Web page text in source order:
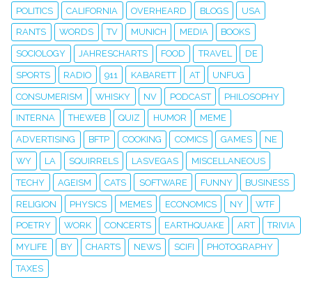
POLITICS CALIFORNIA OVERHEARD BLOGS USA
RANTS WORDS TV MUNICH MEDIA BOOKS
SOCIOLOGY JAHRESCHARTS FOOD TRAVEL DE
SPORTS RADIO 911 KABARETT AT UNFUG
CONSUMERISM WHISKY NV PODCAST PHILOSOPHY
INTERNA THEWEB QUIZ HUMOR MEME
ADVERTISING BFTP COOKING COMICS GAMES NE
WY LA SQUIRRELS LASVEGAS MISCELLANEOUS
TECHY AGEISM CATS SOFTWARE FUNNY BUSINESS
RELIGION PHYSICS MEMES ECONOMICS NY WTF
POETRY WORK CONCERTS EARTHQUAKE ART TRIVIA
MYLIFE BY CHARTS NEWS SCIFI PHOTOGRAPHY
TAXES